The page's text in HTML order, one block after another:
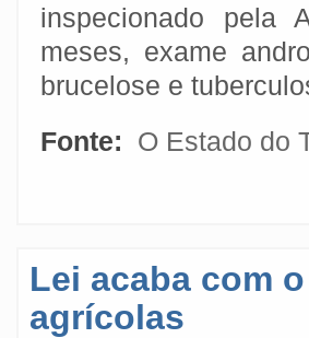
inspecionado pela
meses, exame
brucelose e
Fonte:
O Estado do
Lei acaba com
agrícolas